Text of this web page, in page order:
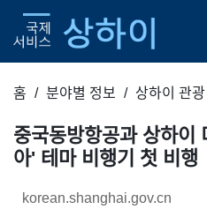
홈 분야별 정보 상하이 관광
중국동방항공과 상하이
아' 테마 비행기 첫 비행
korean.shanghai.gov.cn